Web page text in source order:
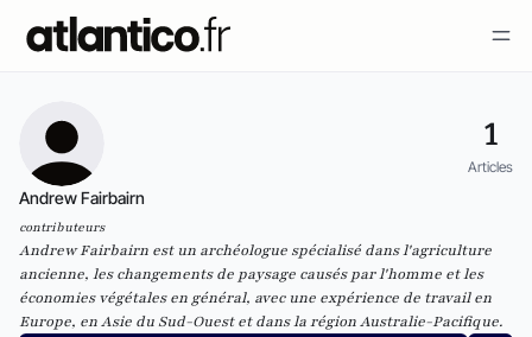
1
Articles
Andrew Fairbairn
contributeurs
Andrew Fairbairn est un archéologue spécialisé dans l'agriculture
ancienne, les changements de paysage causés par l'homme et les
économies végétales en général, avec une expérience de travail en
Europe, en Asie du Sud-Ouest et dans la région Australie-Pacifique.